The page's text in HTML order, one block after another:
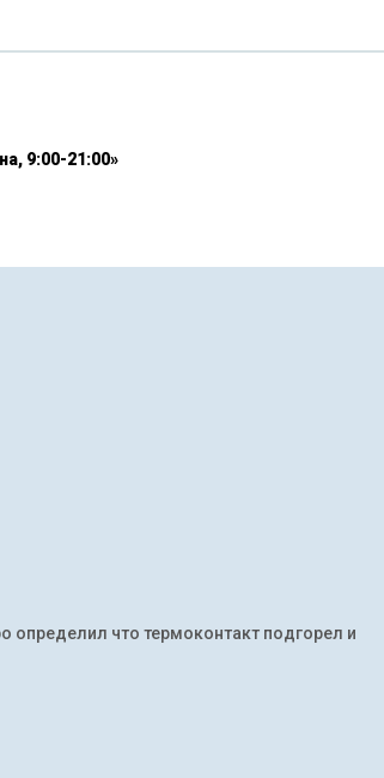
9:00-21:00»
определил что термоконтакт подгорел и